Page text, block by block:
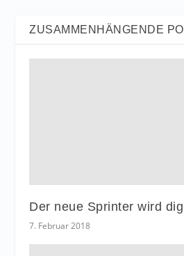
ZUSAMMENHÄNGENDE
Der neue Sprinter wird
7. Februar 2018